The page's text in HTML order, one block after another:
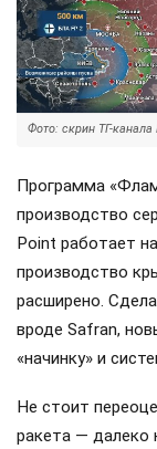
Фото: скрин ТГ-
Программа
производство
Point работает
производство
расширено.
вроде Safran,
«начинку» и
Не стоит
ракета — далеко